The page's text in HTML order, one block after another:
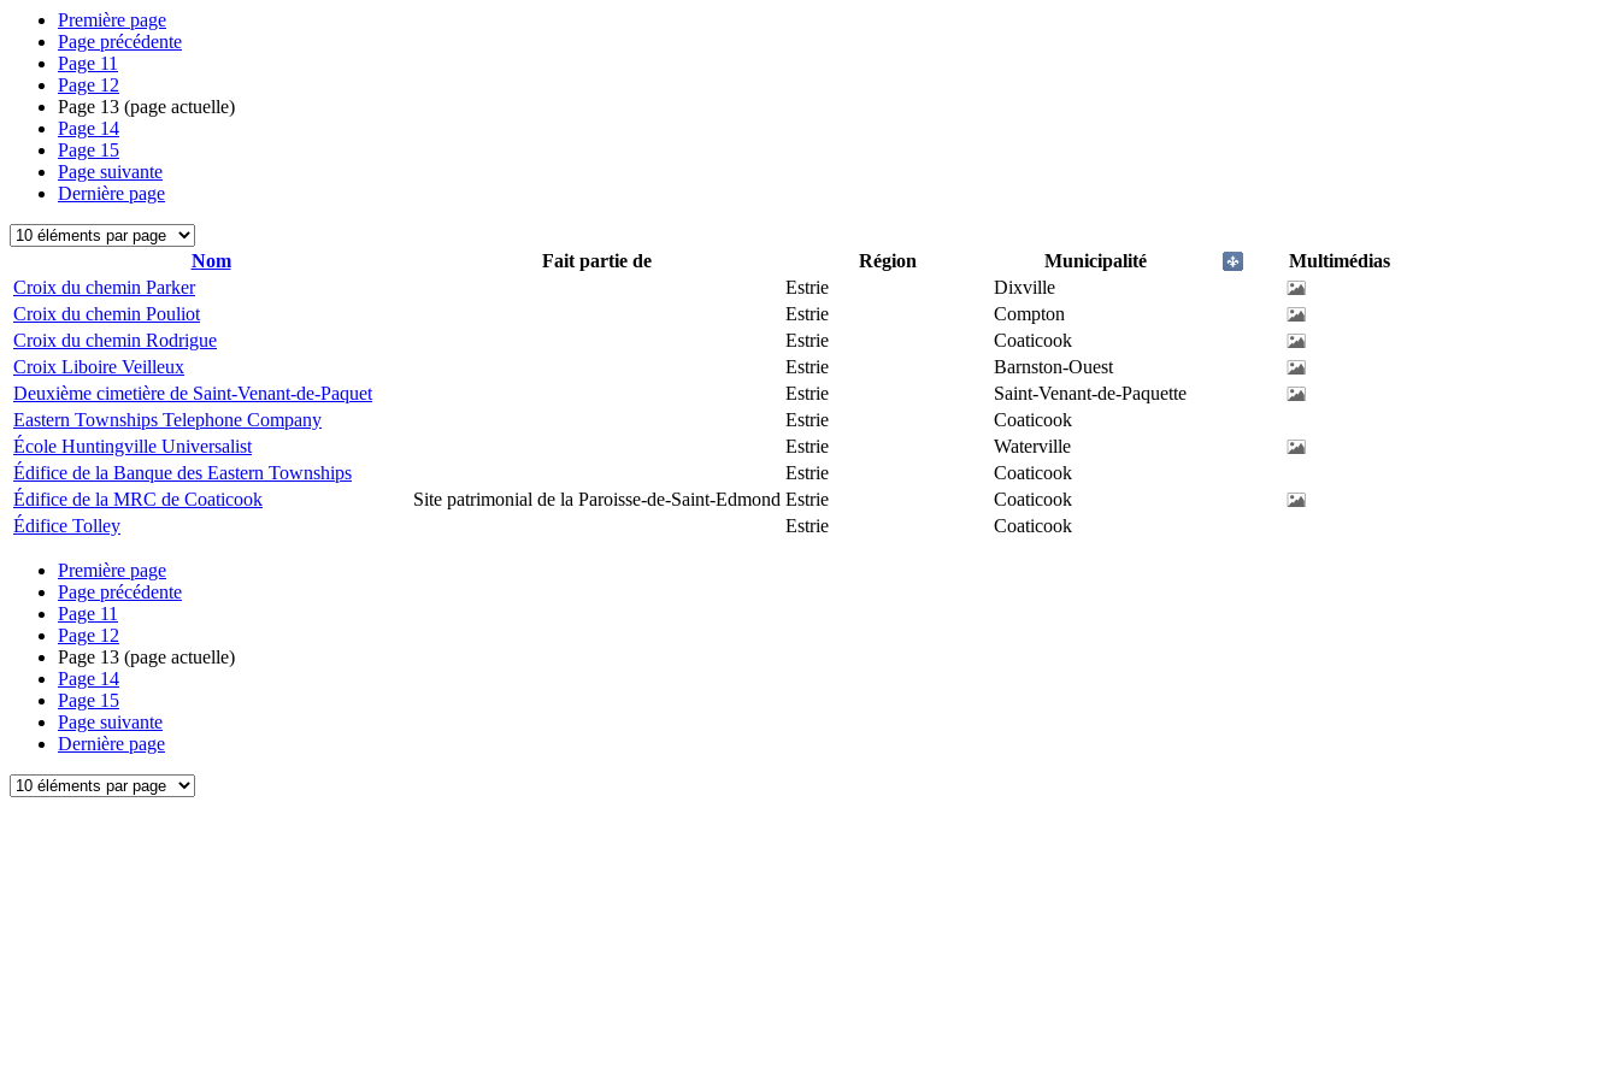
Première page
Page précédente
Page 11
Page 12
Page 13 (page actuelle)
Page 14
Page 15
Page suivante
Dernière page
Nom Fait partie de Région Municipalité
Multimédias
Croix du chemin Parker
Estrie
Dixville
Croix du chemin Pouliot
Estrie
Compton
Croix du chemin Rodrigue
Estrie
Coaticook
Croix Liboire Veilleux
Estrie
Barnston-Ouest
Deuxième cimetière de Saint-Venant-de-Paquet
Estrie
Saint-Venant-de-Paquette
Eastern Townships Telephone Company
Estrie
Coaticook
École Huntingville Universalist
Estrie
Waterville
Édifice de la Banque des Eastern Townships
Estrie
Coaticook
Édifice de la MRC de Coaticook
Site patrimonial de la Paroisse-de-Saint-Edmond Estrie
Coaticook
Édifice Tolley
Estrie Coaticook
Première page
Page précédente
Page 11
Page 12
Page 13 (page actuelle)
Page 14
Page 15
Page suivante
Dernière page